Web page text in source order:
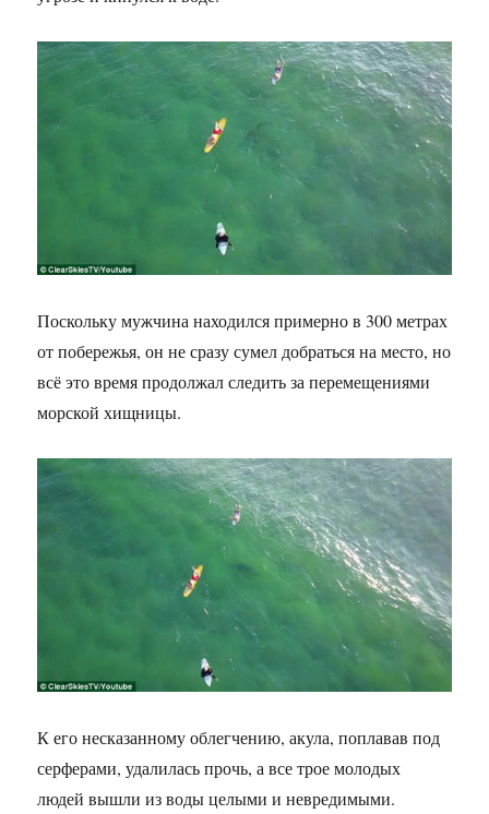
Поскольку мужчина находился примерно в 300 метрах
от побережья, он не сразу сумел добраться на место, но
всё это время продолжал следить за перемещениями
морской хищницы.
К его несказанному облегчению, акула, поплавав под
серферами, удалилась прочь, а все трое молодых
людей вышли из воды целыми и невредимыми.